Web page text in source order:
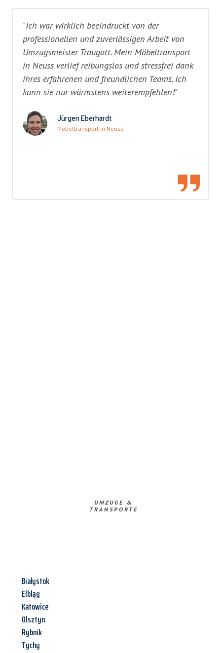
"Ich war wirklich beeindruckt von der
professionellen und zuverlässigen Arbeit von
Umzugsmeister Traugott. Mein Möbeltransport
in Neuss verlief reibungslos und stressfrei dank
ihres erfahrenen und freundlichen Teams. Ich
kann sie nur wärmstens weiterempfehlen!"
Jürgen Eberhardt
Möbeltransport in Neuss
UMZÜGE &
TRANSPORTE
Białystok
Elbląg
Katowice
Olsztyn
Rybnik
Tychy